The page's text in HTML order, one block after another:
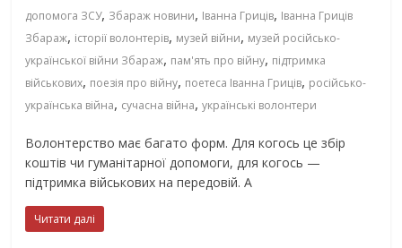
допомога ЗСУ, Збараж новини, Іванна Гриців, Іванна Гриців
Збараж, історії волонтерів, музей війни, музей російсько-
української війни Збараж, пам'ять про війну, підтримка
військових, поезія про війну, поетеса Іванна Гриців, російсько-
українська війна, сучасна війна,українські волонтери
Волонтерство має багато форм. Для когось це збір
коштів чи гуманітарної допомоги, для когось —
підтримка військових на передовій. А
Читати далі